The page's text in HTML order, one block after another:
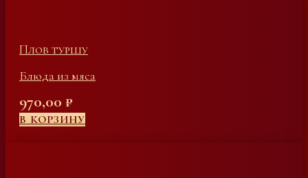
Плов туршу
Блюда из мяса
970,00 ₽
В КОРЗИНУ